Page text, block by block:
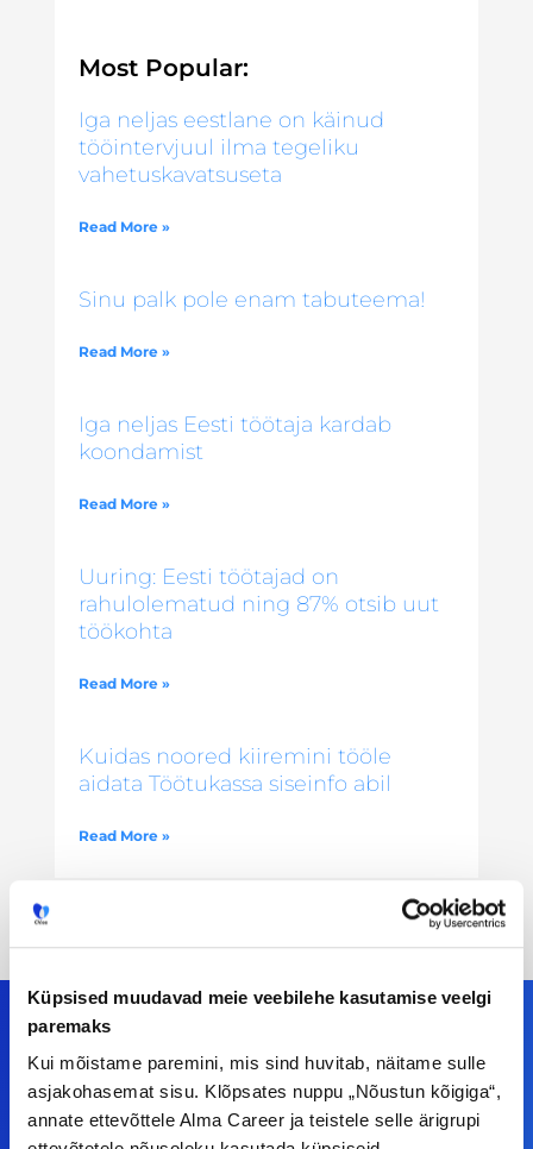
Küpsised muudavad meie veebilehe kasutamise veelgi
paremaks
Kui mõistame paremini, mis sind huvitab, näitame sulle
asjakohasemat sisu. Klõpsates nuppu „Nõustun kõigiga“,
annate ettevõttele Alma Career ja teistele selle ärigrupi
Most Popular:
Iga neljas eestlane on käinud
tööintervjuul ilma tegeliku
vahetuskavatsuseta
Read More »
Sinu palk pole enam tabuteema!
Read More »
Iga neljas Eesti töötaja kardab
koondamist
Read More »
Uuring: Eesti töötajad on
rahulolematud ning 87% otsib uut
töökohta
Read More »
Kuidas noored kiiremini tööle
aidata Töötukassa siseinfo abil
Read More »
Meiega leiad!